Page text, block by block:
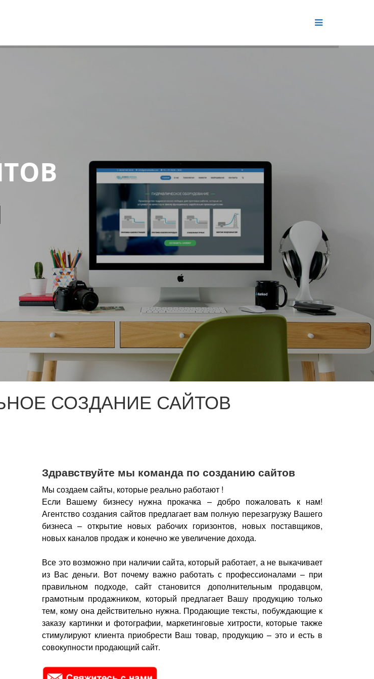
СОЗДАНИЕ САЙТОВ
Здравствуйте мы команда по созданию сайтов
Мы создаем сайты, которые реально работают !
Если Вашему бизнесу нужна прокачка – добро пожаловать к нам!
Агентство создания сайтов предлагает вам полную перезагрузку Вашего
бизнеса – открытие новых рабочих горизонтов, новых поставщиков,
новых каналов продаж и конечно же увеличение дохода.
Все это возможно при наличии сайта, который работает, а не выкачивает
из Вас деньги. Вот почему важно работать с профессионалами – при
правильном подходе, сайт становится дополнительным продавцом,
грамотным продажником, который предлагает Вашу продукцию только
тем, кому она действительно нужна. Продающие тексты, побуждающие к
заказу картинки и фотографии, маркетинговые хитрости, которые также
стимулируют клиента приобрести Ваш товар, продукцию – это и есть в
совокупности продающий сайт.